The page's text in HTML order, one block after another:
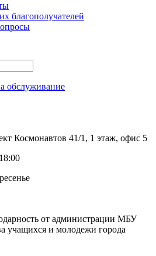
благополучателей
обслуживание
Космонавтов 41/1, 1 этаж, офис 5
от администрации МБУ
учащихся и молодежи города